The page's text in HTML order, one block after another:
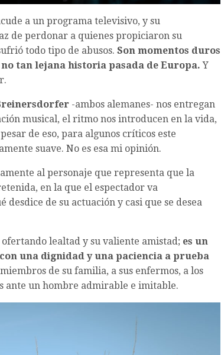
a un programa televisivo, y su
de perdonar a quienes propiciaron su
todo tipo de abusos. Son momentos duros
tan lejana historia pasada de Europa. Y
-ambos alemanes- nos entregan
musical, el ritmo nos introducen en la vida,
de eso, para algunos críticos este
suave. No es esa mi opinión.
al personaje que representa que la
en la que el espectador va
de su actuación y casi que se desea
lealtad y su valiente amistad; es un
una dignidad y una paciencia a prueba
de su familia, a sus enfermos, a los
ante un hombre admirable e imitable.